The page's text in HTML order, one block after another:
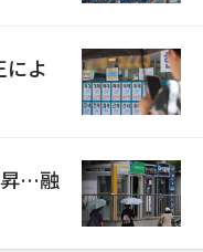
によ
昇…融